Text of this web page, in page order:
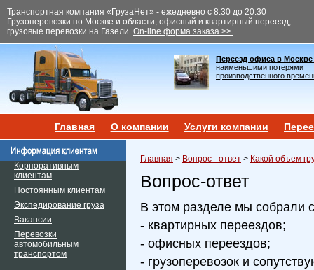
Транспортная компания «ГрузаНет» - ежедневно с 8:30 до 20:30
Грузоперевозки по Москве и области, офисный и квартирный переезд,
грузовые перевозки на Газели. On-line форма заказа >>
Переезд офиса в Москве
наименьшими потерями
производственного
Главная О компании Услуги компании
Корпоративным
клиентам
Постоянным клиентам
Экспедирование груза
Вакансии
Перевозки
автомобильным
транспортом
Главная > Вопрос - ответ > Какой объем
Вопрос-ответ
В этом разделе мы собрали
- квартирных переездов;
- офисных переездов;
- грузоперевозок и